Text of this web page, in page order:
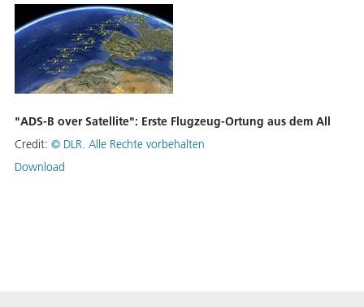
"ADS-B over Satellite": Erste Flugzeug-Ortung aus dem All
Credit: © DLR. Alle Rechte vorbehalten
Download